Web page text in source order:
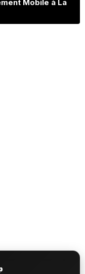
Mobile à La